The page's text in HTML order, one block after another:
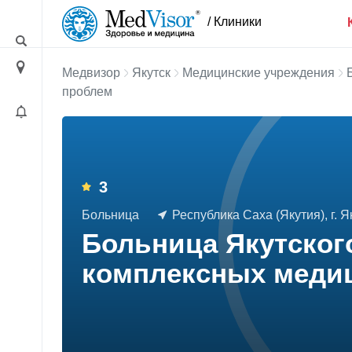
/ Клиники
Медвизор Якутск Медицинские учреждения
проблем
3
Больница Республика Саха (Якутия), г.
Больница
комплексных